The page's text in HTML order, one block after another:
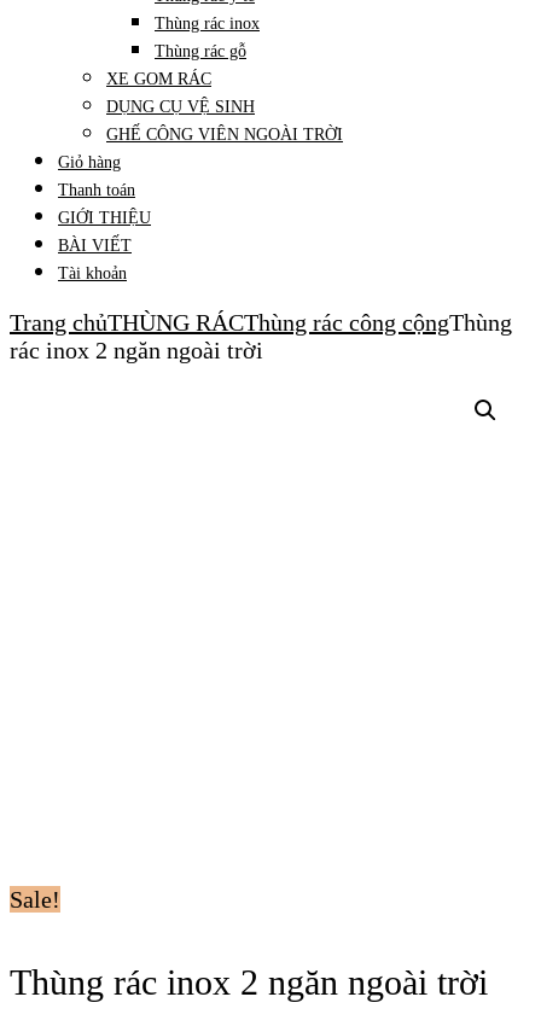
Thùng rác inox
Thùng rác gỗ
XE GOM RÁC
DỤNG CỤ VỆ SINH
GHẾ CÔNG VIÊN NGOÀI TRỜI
Giỏ hàng
Thanh toán
GIỚI THIỆU
BÀI VIẾT
Tài khoản
Trang chủTHÙNG RÁCThùng rác công cộngThùng
rác inox 2 ngăn ngoài trời
Sale!
Thùng rác inox 2 ngăn ngoài trời